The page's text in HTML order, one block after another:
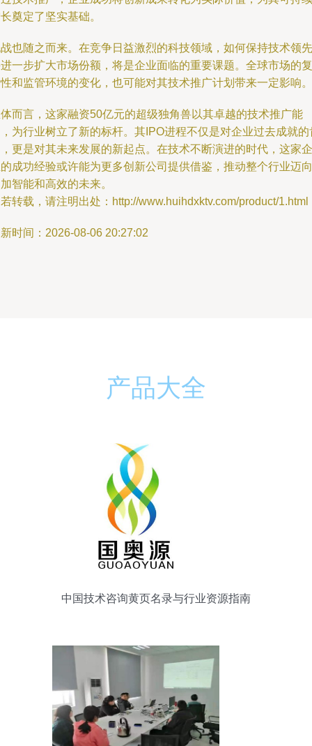
奠定了坚实基础。
也随之而来。在竞争日益激烈的科技领域，如何保持技术领先
一步扩大市场份额，将是企业面临的重要课题。全球市场的复
和监管环境的变化，也可能对其技术推广计划带来一定影响。
而言，这家融资50亿元的超级独角兽以其卓越的技术推广能
为行业树立了新的标杆。其IPO进程不仅是对企业过去成就的
更是对其未来发展的新起点。在技术不断演进的时代，这家企
成功经验或许能为更多创新公司提供借鉴，推动整个行业迈向
智能和高效的未来。
转载，请注明出处：http://www.huihdxktv.com/product/1.html
时间：2026-08-06 20:27:02
产品大全
中国技术咨询黄页名录与行业资源指南